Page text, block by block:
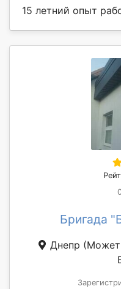
15 летний опыт
Бригада
Днепр (Может